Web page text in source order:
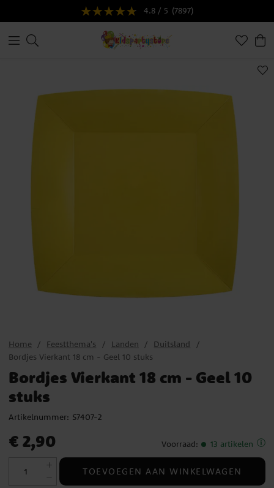
4.8 / 5 (7897)
Home Feestthema's Landen
Duitsland
Bordjes Vierkant 18 cm - Geel 10 stuks
Bordjes Vierkant 18 cm - Geel 10
stuks
Artikelnummer: S7407-2
Prijs: € 2,90
€ 2,90 Voorraad: 13 artikelen
TOEVOEGEN AAN WINKELWAGEN